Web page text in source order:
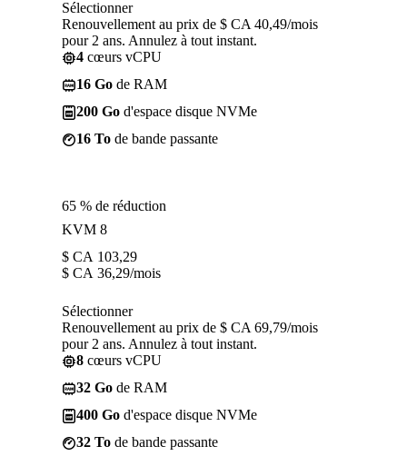
Sélectionner
Renouvellement au prix de $ CA 40,49/mois
pour 2 ans. Annulez à tout instant.
4 cœurs vCPU
16 Go de RAM
200 Go d'espace disque NVMe
16 To de bande passante
65 % de réduction
KVM 8
$ CA 103,29
$ CA 36,29/mois
Sélectionner
Renouvellement au prix de $ CA 69,79/mois
pour 2 ans. Annulez à tout instant.
8 cœurs vCPU
32 Go de RAM
400 Go d'espace disque NVMe
32 To de bande passante